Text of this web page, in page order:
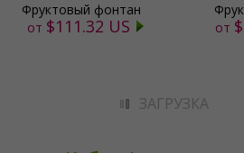
Фруктовый фонтан
от $111.32 US
от
ЗАГРУЗКА